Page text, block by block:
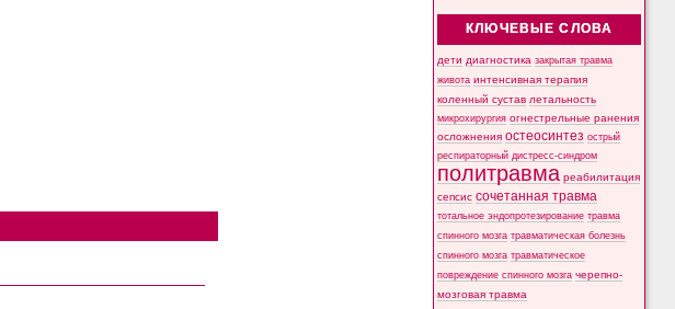
КЛЮЧЕВЫЕ СЛОВА
дети диагностика закрытая травма
живота интенсивная терапия
коленный сустав летальность
микрохирургия огнестрельные ранения
осложнения остеосинтез острый
респираторный дистресс-синдром
политравма реабилитация
сепсис сочетанная травма
тотальное эндопротезирование травма
спинного мозга травматическая болезнь
спинного мозга травматическое
повреждение спинного мозга черепно-
мозговая травма